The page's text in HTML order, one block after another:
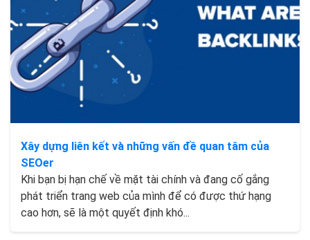
Xây dựng liên kết và những vấn đề quan tâm của
SEOer
Khi bạn bị hạn chế về mặt tài chính và đang cố gắng
phát triển trang web của mình để có được thứ hạng
cao hơn, sẽ là một quyết định khó...